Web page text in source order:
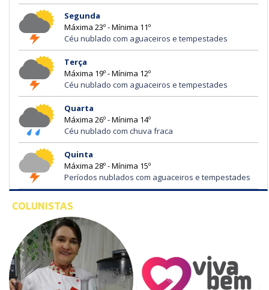
Segunda
Máxima 23º - Mínima 11º
Céu nublado com aguaceiros e tempestades
Terça
Máxima 19º - Mínima 12º
Céu nublado com aguaceiros e tempestades
Quarta
Máxima 26º - Mínima 14º
Céu nublado com chuva fraca
Quinta
Máxima 28º - Mínima 15º
Períodos nublados com aguaceiros e tempestades
COLUNISTAS